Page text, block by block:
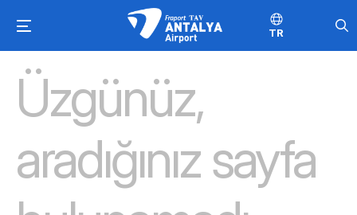
TR
Üzgünüz,
aradığınız sayfa